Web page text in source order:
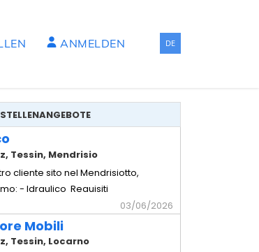
ANMELDEN DE
Tessin, Mendrisio
cliente sito nel Mendrisiotto,
- Idraulico Requisiti
esperienza in
sottomuro - Solette -
lavorare in autonomia -
03/06/2026
Mobili
Tessin, Locarno